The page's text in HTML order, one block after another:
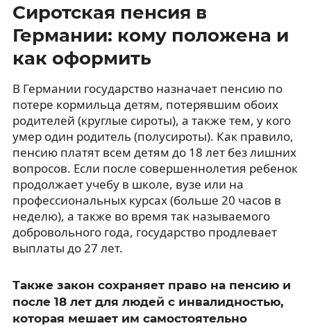
Сиротская пенсия в
Германии: кому положена и
как оформить
В Германии государство назначает пенсию по
потере кормильца детям, потерявшим обоих
родителей (круглые сироты), а также тем, у кого
умер один родитель (полусироты). Как правило,
пенсию платят всем детям до 18 лет без лишних
вопросов. Если после совершеннолетия ребенок
продолжает учебу в школе, вузе или на
профессиональных курсах (больше 20 часов в
неделю), а также во время так называемого
добровольного года, государство продлевает
выплаты до 27 лет.
Также закон сохраняет право на пенсию и
после 18 лет для людей с инвалидностью,
которая мешает им самостоятельно